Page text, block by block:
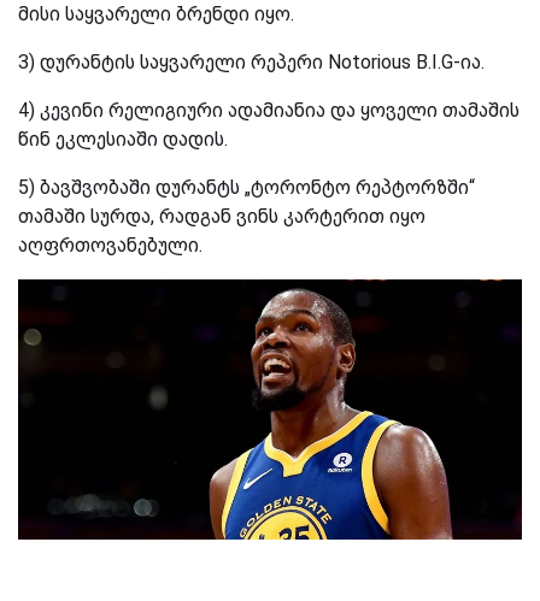
მისი საყვარელი ბრენდი იყო.
3) დურანტის საყვარელი რეპერი Notorious B.I.G-ია.
4) კევინი რელიგიური ადამიანია და ყოველი თამაშის
წინ ეკლესიაში დადის.
5) ბავშვობაში დურანტს „ტორონტო რეპტორზში“
თამაში სურდა, რადგან ვინს კარტერით იყო
აღფრთოვანებული.